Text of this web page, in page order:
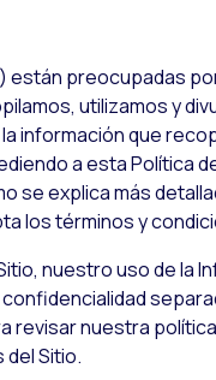
están preocupadas
utilizamos y
información que
a esta Política
se explica más
los términos y
nuestro uso de la
revisar nuestra
Sitio.